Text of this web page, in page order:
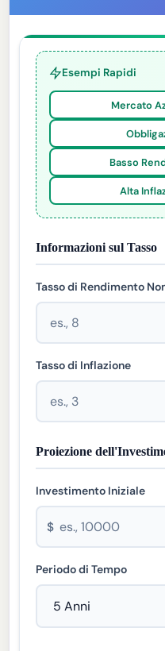
Esempi Rapidi
Mercato
Basso
Alta
Informazioni sul Tasso
Tasso di Rendimento
Tasso di Inflazione
Proiezione
Investimento Iniziale
$
Periodo di Tempo